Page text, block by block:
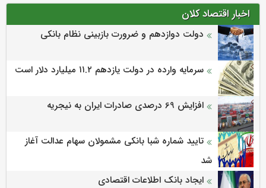
اخبار اقتصاد کلان
دولت دوازدهم و ضرورت بازبینی نظام بانکی
سرمایه وارده در دولت یازدهم ۱۱.۲ میلیارد دلار است
افزایش 69 درصدی صادرات ایران به نیجریه
تایید شماره شبا بانکی مشمولان سهام عدالت آغاز
شد
ایجاد بانک اطلاعات اقتصادی